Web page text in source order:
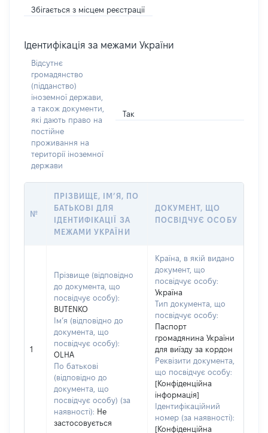
Збігається з місцем реєстрації
Ідентифікація за межами України
Відсутнє
громадянство
(підданство)
іноземної держави,
а також документи,
які дають право на
постійне
проживання на
території іноземної
держави
Так
№
ПРІЗВИЩЕ, ІМ’Я, ПО
БАТЬКОВІ ДЛЯ
ІДЕНТИФІКАЦІЇ ЗА
МЕЖАМИ УКРАЇНИ
ДОКУМЕНТ, ЩО
ПОСВІДЧУЄ ОСОБУ
1
Прізвище (відповідно
до документа, що
посвідчує особу):
BUTENKO
Ім’я (відповідно до
документа, що
посвідчує особу):
OLHA
По батькові
(відповідно до
документа, що
посвідчує особу) (за
наявності): Не
застосовується
Країна, в якій видано
документ, що
посвідчує особу:
Україна
Тип документа, що
посвідчує особу:
Паспорт
громадянина України
для виїзду за кордон
Реквізити документа,
що посвідчує особу:
[Конфіденційна
інформація]
Ідентифікаційний
номер (за наявності):
[Конфіденційна